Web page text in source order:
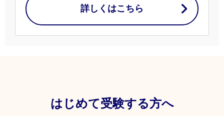
詳しくはこちら
はじめて受験する方へ